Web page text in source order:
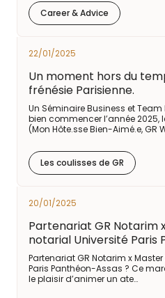
Career & Advice
22/01/2025
Un moment hors du
frénésie Parisienne.
Un Séminaire Business et
bien commencer l’année 2025,
(Mon Hôte.sse Bien-Aimé.e, GR
Les coulisses de GR
20/01/2025
Partenariat GR Notarim
notarial Université Paris
Partenariat GR Notarim x
Paris Panthéon-Assas ? Ce
le plaisir d’animer un ate…